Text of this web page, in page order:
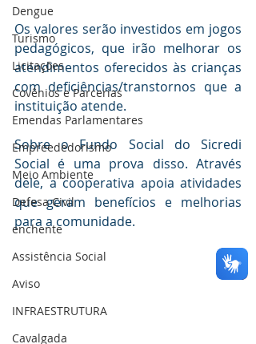
Dengue
Turismo
Licitações
Covênios e Parcerias
Emendas Parlamentares
Empreededorismo
Meio Ambiente
Defesa Civil
enchente
Assistência Social
Aviso
INFRAESTRUTURA
Cavalgada
Os valores serão investidos em jogos
pedagógicos, que irão melhorar os
atendimentos oferecidos às crianças
com deficiências/transtornos que a
instituição atende.
Sobre o Fundo Social do Sicredi
Social é uma prova disso. Através
dele, a cooperativa apoia atividades
que geram benefícios e melhorias
para a comunidade.